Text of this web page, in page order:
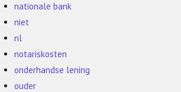
nationale bank
niet
nl
notariskosten
onderhandse lening
ouder